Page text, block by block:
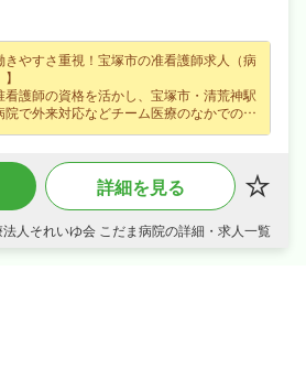
きやすさ重視！宝塚市の准看護師求人（病
看護師の資格を活かし、宝塚市・清荒神駅
院で外来対応などチーム医療のなかでの看
ート・アルバイトで時給1,600円、ライフ
イルに合わせて無理なく働けます♪
フト制・日曜・祝日休みでメリハリよく働
修制度あり、産休・育休取得実績ありなど
詳細を見る
人それいゆ会 こだま病院の詳細・求人一覧